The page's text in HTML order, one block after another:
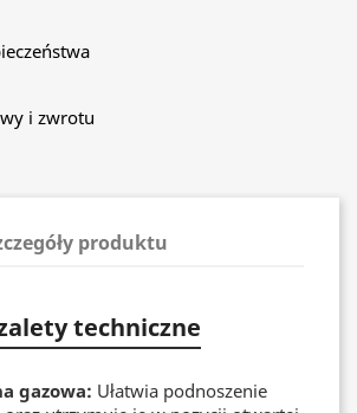
i zwrotu
produktu
techniczne
gazowa: Ułatwia podnoszenie